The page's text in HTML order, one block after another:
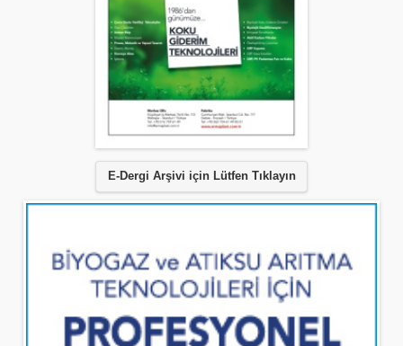
E-Dergi Arşivi için Lütfen Tıklayın